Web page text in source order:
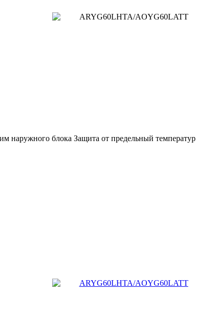
наружного блока Защита от предельный температур